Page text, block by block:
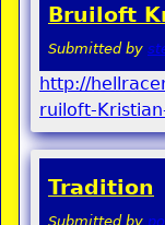
Bruiloft
Submitted by
http://
ruiloft-
Tradition
Submitted by